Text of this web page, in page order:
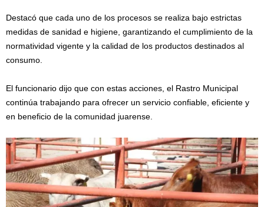
Destacó que cada uno de los procesos se realiza bajo estrictas
medidas de sanidad e higiene, garantizando el cumplimiento de la
normatividad vigente y la calidad de los productos destinados al
consumo.
El funcionario dijo que con estas acciones, el Rastro Municipal
continúa trabajando para ofrecer un servicio confiable, eficiente y
en beneficio de la comunidad juarense.